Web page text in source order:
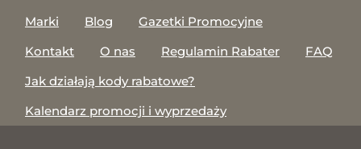
Marki
Blog
Gazetki Promocyjne
Kontakt
O nas Regulamin Rabater
FAQ
Jak działają kody rabatowe?
Kalendarz promocji i wyprzedaży